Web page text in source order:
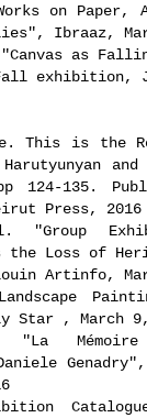
on
Ibraaz,
"Canvas as
exhibition,
This is the
Harutyunyan
135.
Press, 2016
"Group
the Loss of
Artinfo,
Star , March
"La